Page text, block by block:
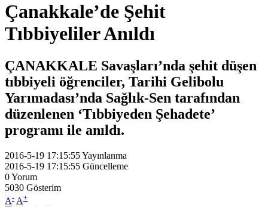
Çanakkale’de Şehit
Tıbbiyeliler Anıldı
ÇANAKKALE Savaşları’nda şehit düşen
tıbbiyeli öğrenciler, Tarihi Gelibolu
Yarımadası’nda Sağlık-Sen tarafından
düzenlenen ‘Tıbbiyeden Şehadete’
programı ile anıldı.
2016-5-19 17:15:55Yayınlanma
2016-5-19 17:15:55 Güncelleme
0Yorum
5030 Gösterim
A- A+